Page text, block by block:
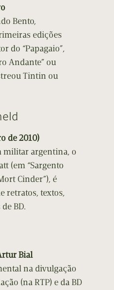
Bento,
edições
do “Papagaio”,
Andante” ou
Tintin ou
de 2010)
militar argentina, o
(em “Sargento
Cinder”), é
retratos, textos,
BD.
Bial
na divulgação
(na RTP) e da BD